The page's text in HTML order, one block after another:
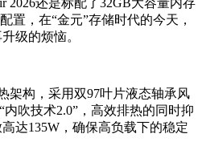
2026还是标配了32GB大容量内存
置，在“金元”存储时代的今天，
级的烦恼。
架构，采用双97叶片液态轴承风
内吹技术2.0”，高效排热的同时抑
达135W，确保高负载下的稳定